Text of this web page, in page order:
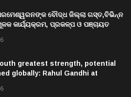
ବୌଦ୍ଧ ଜିଲ୍ଲା ଗସ୍ତ,ବିଭିନ୍ନ
କାର୍ଯ୍ୟକ୍ରମ, ପ୍ରକଳ୍ପ ଓ ପଞ୍ଚାୟତ
greatest strength, potential
globally: Rahul Gandhi at